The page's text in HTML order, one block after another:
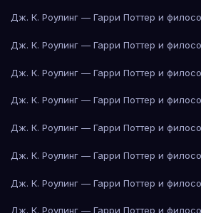
Дж. К. Роулинг — Гарри Поттер и
Дж. К. Роулинг — Гарри Поттер и
Дж. К. Роулинг — Гарри Поттер и
Дж. К. Роулинг — Гарри Поттер и
Дж. К. Роулинг — Гарри Поттер и
Дж. К. Роулинг — Гарри Поттер и
Дж. К. Роулинг — Гарри Поттер и
Дж. К. Роулинг — Гарри Поттер и